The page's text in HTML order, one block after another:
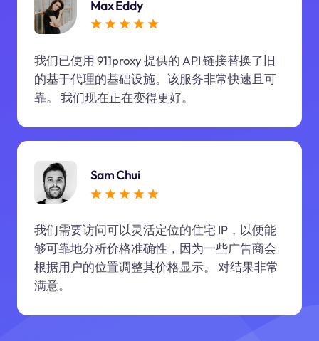
Max Eddy
我们已使用 911proxy 提供的 API 链接替换了旧
的基于代理的基础设施。该服务非常快速且可
靠。 我们现在正在变得更好。
Sam Chui
我们需要访问可以灵活定位的住宅 IP，以便能
够可靠地分析价格准确性，因为一些广告商会
根据用户的位置调整其价格显示。 对结果非常
满意。